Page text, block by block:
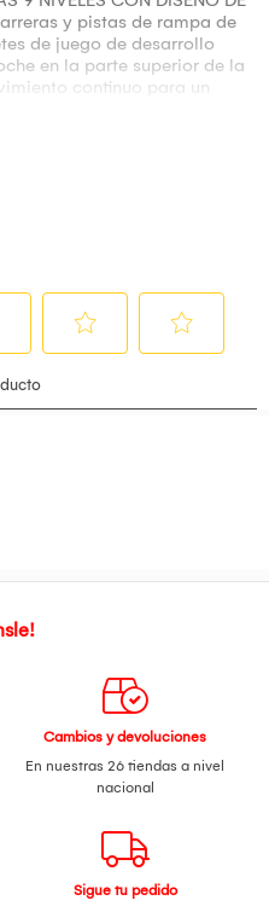
y pistas de rampa de
de juego de desarrollo
en la parte superior de la
continuo para un
Cambios y devoluciones
En nuestras 26 tiendas a nivel
nacional
Sigue tu pedido